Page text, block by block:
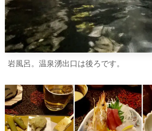
岩風呂。温泉湧出口は後ろです。